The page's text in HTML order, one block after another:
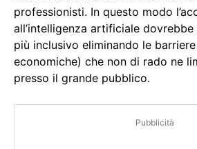
professionisti. In questo modo
all’intelligenza artificiale
più inclusivo eliminando le
economiche) che non di rado ne
presso il grande pubblico.
Pubblicità